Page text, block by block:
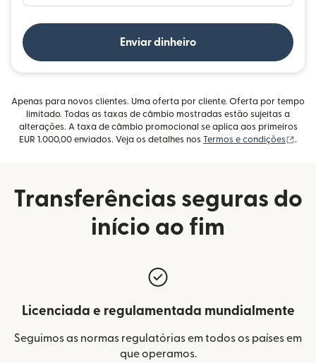
Enviar dinheiro
Apenas para novos clientes. Uma oferta por cliente. Oferta por tempo
limitado. Todas as taxas de câmbio mostradas estão sujeitas a
alterações. A taxa de câmbio promocional se aplica aos primeiros
EUR 1.000,00 enviados. Veja os detalhes nos Termos e condições .
Transferências seguras do
início ao fim
Licenciada e regulamentada mundialmente
Seguimos as normas regulatórias em todos os países em
que operamos.